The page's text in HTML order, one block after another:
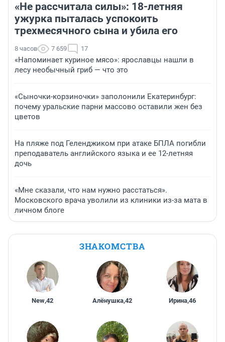
«Не рассчитала силы»: 18-летняя
ужурка пыталась успокоить
трехмесячного сына и убила его
8 часов 7 659 17
«Напоминает куриное мясо»: ярославцы нашли в
лесу необычный гриб — что это
«Сыночки-корзиночки» заполонили Екатеринбург:
почему уральские парни массово оставили жен без
цветов
На пляже под Геленджиком при атаке БПЛА погибли
преподаватель английского языка и ее 12-летняя
дочь
«Мне сказали, что нам нужно расстаться».
Московского врача уволили из клиники из-за мата в
личном блоге
ЗНАКОМСТВА
New,42 Алёнушка,42 Ирина,46